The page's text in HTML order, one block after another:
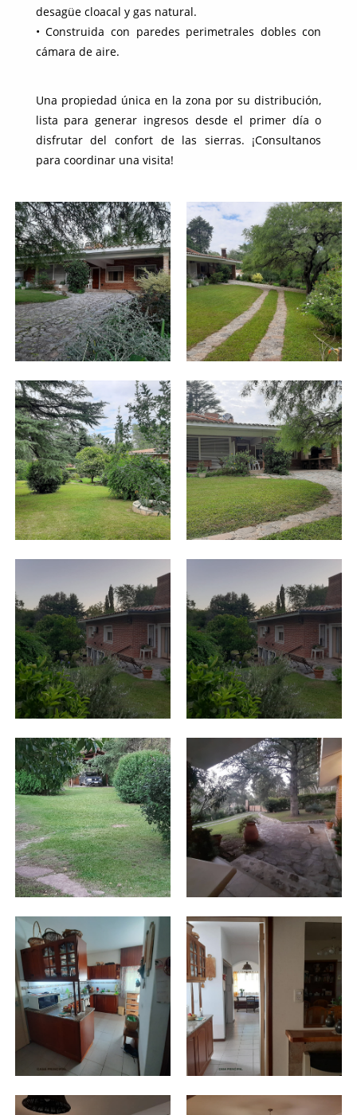
desagüe cloacal y gas natural.
• Construida con paredes perimetrales dobles con
cámara de aire.
Una propiedad única en la zona por su distribución,
lista para generar ingresos desde el primer día o
disfrutar del confort de las sierras. ¡Consultanos
para coordinar una visita!